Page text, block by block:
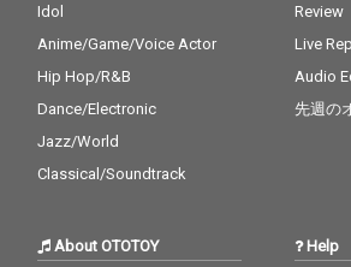
Idol
Anime/Game/Voice Actor
Hip Hop/R&B
Dance/Electronic
Jazz/World
Classical/Soundtrack
Review
Live
Audio
先週の
About OTOTOY Help